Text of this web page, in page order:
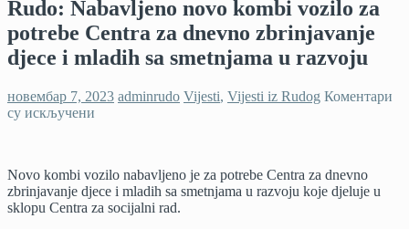
Rudo: Nabavljeno novo kombi vozilo za
potrebe Centra za dnevno zbrinjavanje
djece i mladih sa smetnjama u razvoju
новембар 7, 2023 adminrudo Vijesti, Vijesti iz Rudog Коментари
су искључени
kombi
vozilo
za
Novo kombi vozilo nabavljeno je za potrebe Centra za dnevno
zbrinjavanje djece i mladih sa smetnjama u razvoju koje djeluje u
sklopu Centra za socijalni rad.